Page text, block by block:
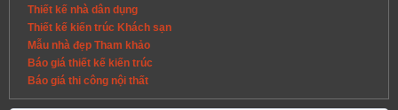
Thiết kế nhà dân dụng
Thiết kế kiến trúc Khách sạn
Mẫu nhà đẹp Tham khảo
Báo giá thiết kế kiến trúc
Báo giá thi công nội thất